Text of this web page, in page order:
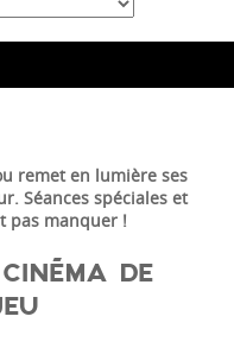
remet en lumière ses
Séances spéciales et
pas manquer !
DE